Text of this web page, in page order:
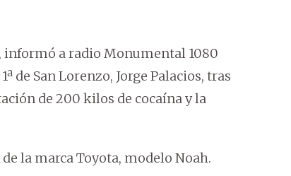
informó a radio Monumental 1080
de San Lorenzo, Jorge Palacios, tras
de 200 kilos de cocaína y la
la marca Toyota, modelo Noah.